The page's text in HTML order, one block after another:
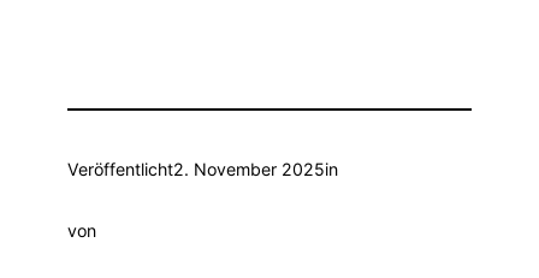
Veröffentlicht2. November 2025in
von